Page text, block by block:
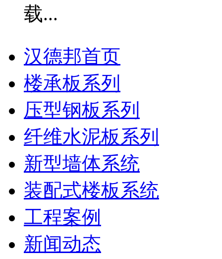
汉德邦首页
楼承板系列
压型钢板系列
纤维水泥板系列
新型墙体系统
装配式楼板系统
工程案例
新闻动态